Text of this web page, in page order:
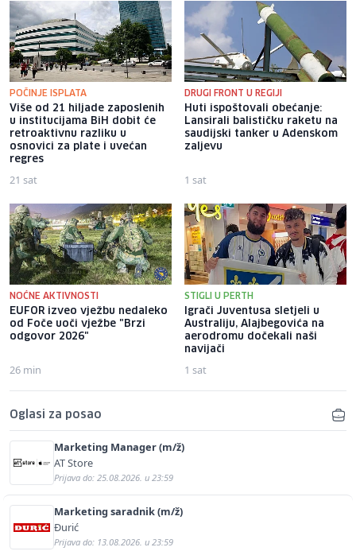
POČINJE ISPLATA
Više od 21 hiljade zaposlenih
u institucijama BiH dobit će
retroaktivnu razliku u
osnovici za plate i uvećan
regres
21 sat
DRUGI FRONT U REGIJI
Huti ispoštovali obećanje:
Lansirali balističku raketu na
saudijski tanker u Adenskom
zaljevu
1 sat
NOĆNE AKTIVNOSTI
EUFOR izveo vježbu nedaleko
od Foče uoči vježbe "Brzi
odgovor 2026"
26 min
STIGLI U PERTH
Igrači Juventusa sletjeli u
Australiju, Alajbegovića na
aerodromu dočekali naši
navijači
1 sat
Oglasi za posao
Marketing Manager (m/ž)
AT Store
Prijava do: 25.08.2026. u 23:59
Marketing saradnik (m/ž)
Đurić
Prijava do: 13.08.2026. u 23:59